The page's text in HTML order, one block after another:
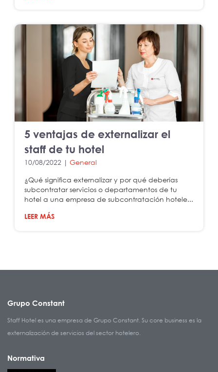
5 ventajas de externalizar el
staff de tu hotel
10/08/2022 | General
¿Qué significa externalizar y por qué deberías
subcontratar servicios o departamentos de tu
hotel a una empresa de subcontratación hotele...
LEER MÁS
Grupo Constant
Staff Hotel es una empresa de Grupo Constant. Su core business es la
externalización de servicios del sector hotelero.
Normativa